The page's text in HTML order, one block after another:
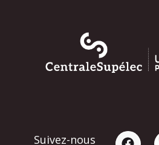
Suivez-nous